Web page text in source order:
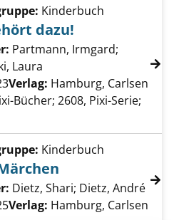
von Lilly gehört dazu!
Kinderbuch
dazu!
Partmann, Irmgard;
Laura Suche nach diesem
Verlag: Hamburg, Carlsen
Bücher; 2608, Pixi-Serie;
von Maris Märchen
Kinderbuch
Dietz, Shari; Dietz, André
Verlag: Hamburg, Carlsen